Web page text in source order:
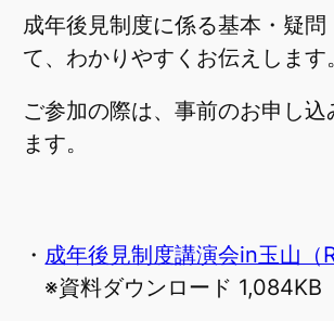
成年後見制度に係る基本・疑問
て、わかりやすくお伝えします
ご参加の際は、事前のお申し込
ます。
・ 成年後見制度講演会in玉山（
※資料ダウンロード 1,084KB